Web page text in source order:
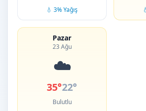
💧 3% Yağış
Pazar
23 Ağu
☁️
35°22°
Bulutlu